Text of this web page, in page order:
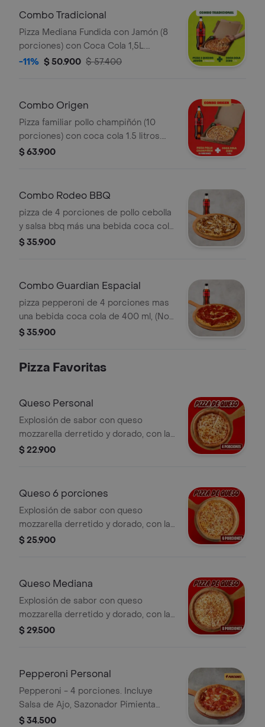
Combo Tradicional
Pizza Mediana Fundida con Jamón (8
porciones) con Coca Cola 1,5L.
Incluye Salsa de Ajo, Sazonador
-11% $ 50.900 $ 57.400
Combo Origen
Pizza familiar pollo champiñón (10
porciones) con coca cola 1.5 litros.
Incluye Salsa de Ajo, Sazonador
$ 63.900
Combo Rodeo BBQ
pizza de 4 porciones de pollo cebolla
y salsa bbq más una bebida coca cola
de 400 ml, (No incluye coleccionable
Pepperoncini.
$ 35.900
Combo Guardian Espacial
pizza pepperoni de 4 porciones mas
una bebida coca cola de 400 ml, (No
incluye coleccionable para este
Pepperoncini.
$ 35.900
Pizza Favoritas
Queso Personal
Explosión de sabor con queso
mozzarella derretido y dorado, con la
salsa pizza de Papa Johns con su
Pimienta Roja y Pepperoncini.
$ 22.900
Queso 6 porciones
Explosión de sabor con queso
mozzarella derretido y dorado, con la
salsa pizza de Papa Johns con su
Pepperoncini.
$ 25.900
Queso Mediana
Explosión de sabor con queso
mozzarella derretido y dorado, con la
salsa pizza de Papa Johns con su
Pimienta Roja y Pepperoncini.
$ 29.500
Pepperoni Personal
Pepperoni - 4 porciones. Incluye
Salsa de Ajo, Sazonador Pimienta
Roja y Pepperoncini.
$ 34.500